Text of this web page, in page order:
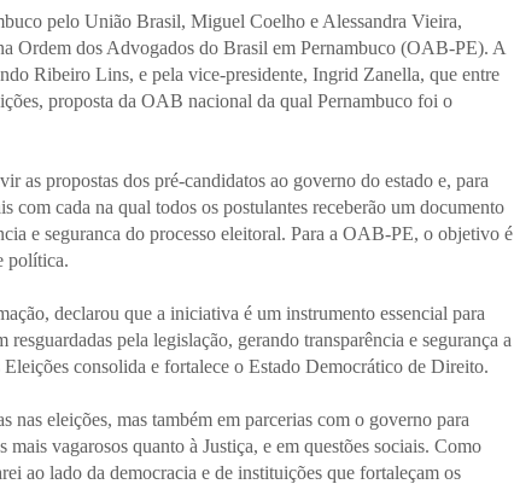
pelo União Brasil, Miguel Coelho e Alessandra Vieira,
Ordem dos Advogados do Brasil em Pernambuco (OAB-PE). A
Ribeiro Lins, e pela vice-presidente, Ingrid Zanella, que entre
proposta da OAB nacional da qual Pernambuco foi o
as propostas dos pré-candidatos ao governo do estado e, para
com cada na qual todos os postulantes receberão um documento
e seguranca do processo eleitoral. Para a OAB-PE, o objetivo é
política.
declarou que a iniciativa é um instrumento essencial para
pela legislação, gerando transparência e segurança a
consolida e fortalece o Estado Democrático de Direito.
eleições, mas também em parcerias com o governo para
vagarosos quanto à Justiça, e em questões sociais. Como
ao lado da democracia e de instituições que fortaleçam os